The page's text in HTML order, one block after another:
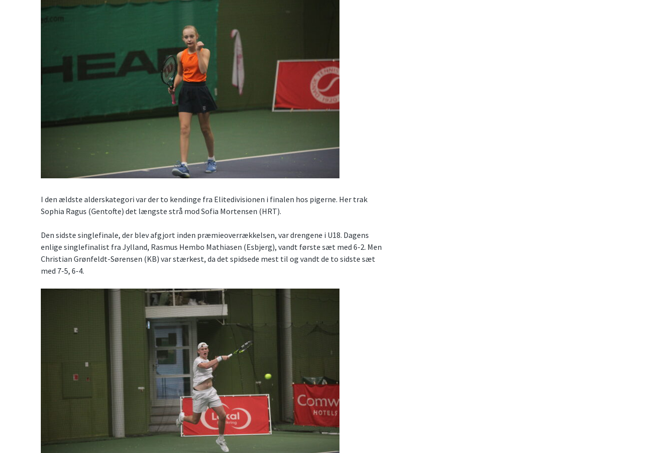
I den ældste alderskategori var der to kendinge fra Elitedivisionen i finalen hos pigerne. Her trak
Sophia Ragus (Gentofte) det længste strå mod Sofia Mortensen (HRT).
Den sidste singlefinale, der blev afgjort inden præmieoverrækkelsen, var drengene i U18. Dagens
enlige singlefinalist fra Jylland, Rasmus Hembo Mathiasen (Esbjerg), vandt første sæt med 6-2. Men
Christian Grønfeldt-Sørensen (KB) var stærkest, da det spidsede mest til og vandt de to sidste sæt
med 7-5, 6-4.